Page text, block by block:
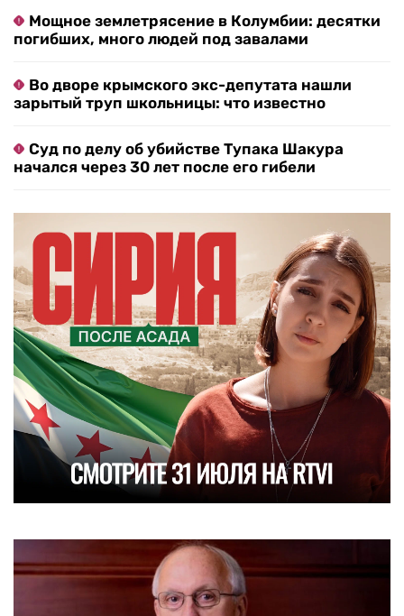
Мощное землетрясение в Колумбии: десятки
погибших, много людей под завалами
Во дворе крымского экс-депутата нашли
зарытый труп школьницы: что известно
Суд по делу об убийстве Тупака Шакура
начался через 30 лет после его гибели